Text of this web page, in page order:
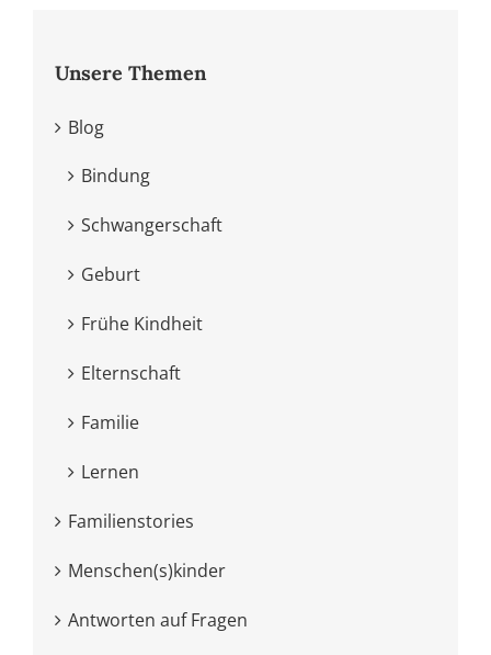
Unsere Themen
Blog
Bindung
Schwangerschaft
Geburt
Frühe Kindheit
Elternschaft
Familie
Lernen
Familienstories
Menschen(s)kinder
Antworten auf Fragen